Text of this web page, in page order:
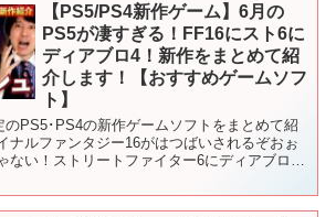
【PS5/PS4新作ゲーム】6月の
PS5が凄すぎる！FF16にスト6に
ディアブロ4！新作をまとめて紹
介します！【おすすめゲームソフ
ト】
のPS5･PS4の新作ゲームソフトをまとめて紹
ナルファンタジー16がはつばいされるぞおぉ
ない！ストリートファイター6にディアブロ4